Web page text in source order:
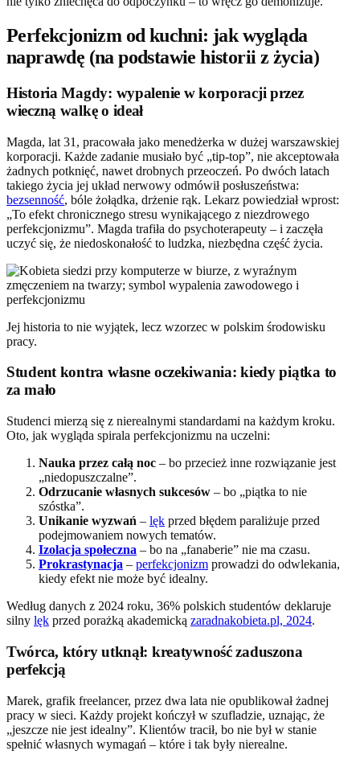
Perfekcjonizm od kuchni: jak wygląda
naprawdę (na podstawie historii z życia)
Historia Magdy: wypalenie w korporacji przez
wieczną walkę o ideał
Magda, lat 31, pracowała jako menedżerka w dużej warszawskiej
korporacji. Każde zadanie musiało być „tip-top”, nie akceptowała
żadnych potknięć, nawet drobnych przeoczeń. Po dwóch latach
takiego życia jej układ nerwowy odmówił posłuszeństwa:
bezsenność, bóle żołądka, drżenie rąk. Lekarz powiedział wprost:
„To efekt chronicznego stresu wynikającego z niezdrowego
perfekcjonizmu”. Magda trafiła do psychoterapeuty – i zaczęła
uczyć się, że niedoskonałość to ludzka, niezbędna część życia.
Jej historia to nie wyjątek, lecz wzorzec w polskim środowisku
pracy.
Student kontra własne oczekiwania: kiedy piątka to
za mało
Studenci mierzą się z nierealnymi standardami na każdym kroku.
Oto, jak wygląda spirala perfekcjonizmu na uczelni:
Nauka przez całą noc – bo przecież inne rozwiązanie jest
„niedopuszczalne”.
Odrzucanie własnych sukcesów – bo „piątka to nie
szóstka”.
Unikanie wyzwań – lęk przed błędem paraliżuje przed
podejmowaniem nowych tematów.
Izolacja społeczna – bo na „fanaberie” nie ma czasu.
Prokrastynacja – perfekcjonizm prowadzi do odwlekania,
kiedy efekt nie może być idealny.
Według danych z 2024 roku, 36% polskich studentów deklaruje
silny lęk przed porażką akademicką zaradnakobieta.pl, 2024.
Twórca, który utknął: kreatywność zaduszona
perfekcją
Marek, grafik freelancer, przez dwa lata nie opublikował żadnej
pracy w sieci. Każdy projekt kończył w szufladzie, uznając, że
„jeszcze nie jest idealny”. Klientów tracił, bo nie był w stanie
spełnić własnych wymagań – które i tak były nierealne.